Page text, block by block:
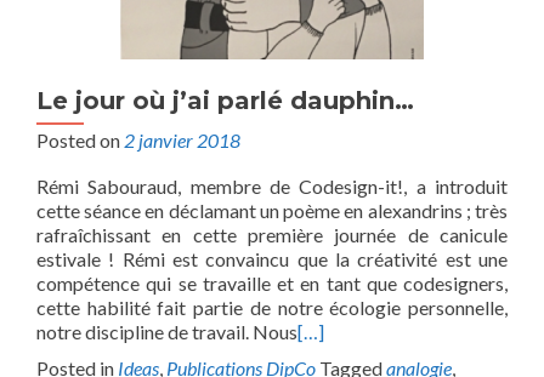
Le jour où j’ai parlé dauphin…
Posted on 2 janvier 2018
Rémi Sabouraud, membre de Codesign-it!, a introduit
cette séance en déclamant un poème en alexandrins ; très
rafraîchissant en cette première journée de canicule
estivale ! Rémi est convaincu que la créativité est une
compétence qui se travaille et en tant que codesigners,
cette habilité fait partie de notre écologie personnelle,
notre discipline de travail. Nous[…]
Posted in Ideas, Publications DipCo Taggedanalogie,